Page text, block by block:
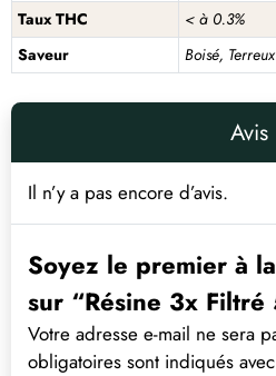
Taux THC
< à 0.3%
Saveur
Boisé, Terreux
Avis
Il n’y a pas encore d’avis.
Soyez le premier à
sur “Résine 3x Filtré
Votre adresse e-mail ne sera
obligatoires sont indiqués avec